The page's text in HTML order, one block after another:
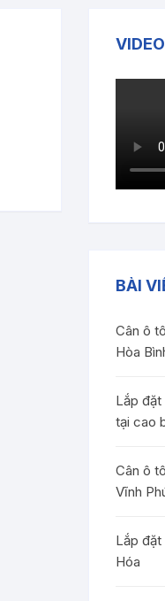
BÀI
Cân ô
Hòa
Lắp
tại cao
Cân ô
Vĩnh
Lắp đặt
Hóa